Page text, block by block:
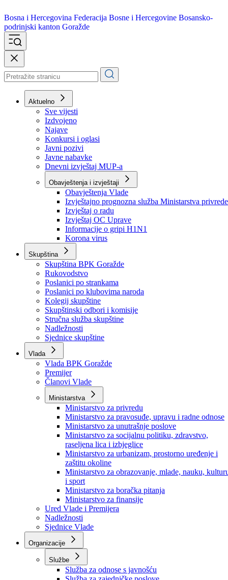
Bosna i Hercegovina
podrinjski kanton Goražde
Aktuelno
Sve vijesti
Izdvojeno
Najave
Konkursi i oglasi
Javni pozivi
Javne nabavke
Dnevni izvještaj MUP-a
Obavještenja i izvještaji
Obavještenja Vlade
Izvještajno prognozna služba Ministarstva privrede
Izvještaj o radu
Izvještaj OC Uprave
Informacije o gripi H1N1
Korona virus
Skupština
Skupština BPK Goražde
Rukovodstvo
Poslanici po strankama
Poslanici po klubovima naroda
Kolegij skupštine
Skupštinski odbori i komisije
Stručna služba skupštine
Nadležnosti
Sjednice skupštine
Vlada
Vlada BPK Goražde
Premijer
Članovi Vlade
Ministarstva
Ministarstvo za privredu
Ministarstvo za pravosuđe, upravu i radne odnose
Ministarstvo za unutrašnje poslove
Ministarstvo za socijalnu politiku, zdravstvo,
raseljena lica i izbjeglice
Ministarstvo za urbanizam, prostorno uređenje i
zaštitu okoline
Ministarstvo za obrazovanje, mlade, nauku,
i sport
Ministarstvo za boračka pitanja
Ministarstvo za finansije
Ured Vlade i Premijera
Nadležnosti
Sjednice Vlade
Organizacije